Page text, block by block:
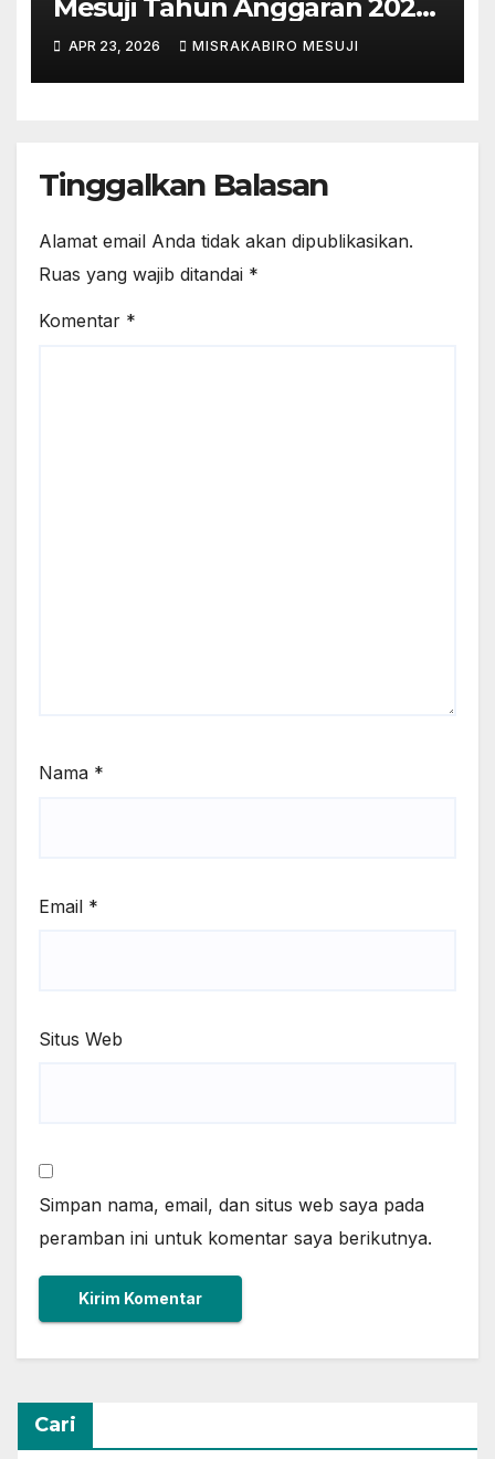
Mesuji Tahun Anggaran 2025
Digelar dalam Rapat
Paripurna DPRD
APR 23, 2026 MISRAKABIRO MESUJI
Tinggalkan Balasan
Alamat email Anda tidak akan dipublikasikan.
Ruas yang wajib ditandai *
Komentar *
Nama *
Email *
Situs Web
Simpan nama, email, dan situs web saya pada
peramban ini untuk komentar saya berikutnya.
Cari